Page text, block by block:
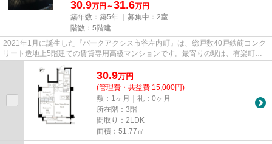
30.9万円～31.6万円
築年数：築5年 ｜募集中： 2室
階数：5階建
2021年1月に誕生した『パークアクシス市谷左内町』は、総戸数40戸鉄筋コンク
リート造地上5階建ての賃貸専用高級マンションです。最寄りの駅は、有楽町
線・南北線『市ヶ谷』駅徒歩5分の...
30.9万円
(管理費・共益費 15,000円)
敷：1ヶ月｜礼：0ヶ月
所在階：3階
間取り：2LDK
面積：51.77㎡